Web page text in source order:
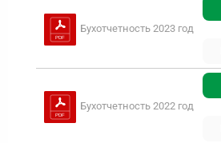
Бухотчетность 2023 год
Бухотчетность 2022 год